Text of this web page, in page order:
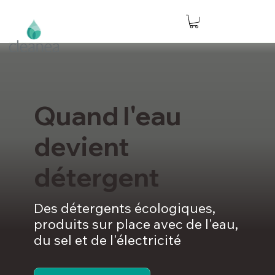
Quand l'eau
devient
détergent
Des détergents écologiques,
produits sur place avec de l'eau,
du sel et de l'électricité